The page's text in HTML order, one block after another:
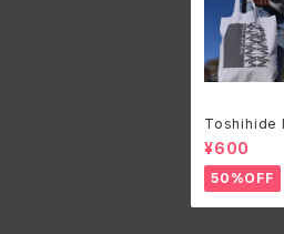
Toshihide
リジナルエコ
¥600
50%OFF